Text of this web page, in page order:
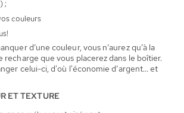
;
couleurs
d’une couleur, vous n’aurez qu’à la
recharge que vous placerez dans le boîtier.
celui-ci, d'où l'économie d’argent… et
ET TEXTURE